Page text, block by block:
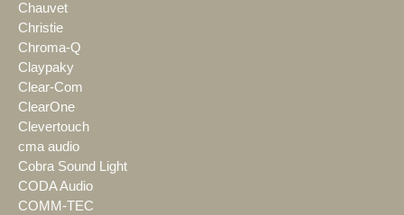
Chauvet
Christie
Chroma-Q
Claypaky
Clear-Com
ClearOne
Clevertouch
cma audio
Cobra Sound Light
CODA Audio
COMM-TEC